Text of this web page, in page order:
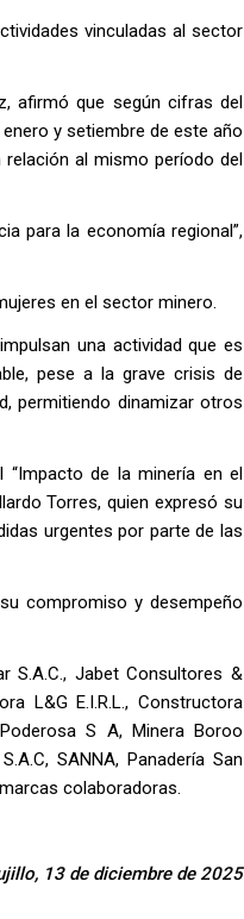
vinculadas al sector
afirmó que según cifras del
y setiembre de este año
al mismo período del
para la economía regional”,
en el sector minero.
una actividad que es
pese a la grave crisis de
permitiendo dinamizar otros
de la minería en el
Torres, quien expresó su
urgentes por parte de las
compromiso y desempeño
S.A.C., Jabet Consultores &
L&G E.I.R.L., Constructora
S A, Minera Boroo
SANNA, Panadería San
colaboradoras.
13 de diciembre de 2025